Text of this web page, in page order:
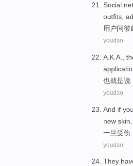
Social
outfits
用户间彼
youdao
A.K.A.,
也就是说
youdao
And if you
new skin
一旦受伤
youdao
They